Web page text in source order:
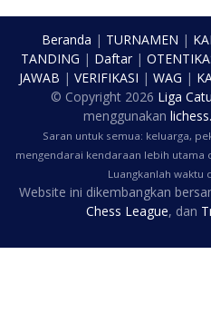
Beranda | TURNAMEN |
TANDING | Daftar|
JAWAB | VERIFIKASI | WAG |
© Copyright 2026 Liga
menggunakan
Saran untuk semua: keluarga,
mengendarai kendaraan lebih
Luangkanlah waktu
Website ini dikembangkan
Chess League, dan